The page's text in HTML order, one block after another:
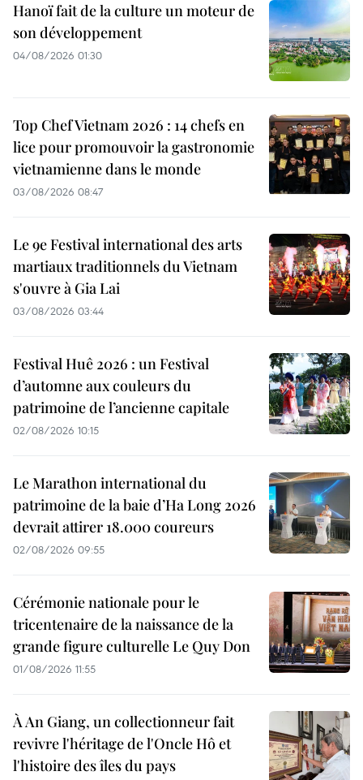
Hanoï fait de la culture un moteur de
son développement
04/08/2026 01:30
Top Chef Vietnam 2026 : 14 chefs en
lice pour promouvoir la gastronomie
vietnamienne dans le monde
03/08/2026 08:47
Le 9e Festival international des arts
martiaux traditionnels du Vietnam
s'ouvre à Gia Lai
03/08/2026 03:44
Festival Huê 2026 : un Festival
d’automne aux couleurs du
patrimoine de l’ancienne capitale
02/08/2026 10:15
Le Marathon international du
patrimoine de la baie d’Ha Long 2026
devrait attirer 18.000 coureurs
02/08/2026 09:55
Cérémonie nationale pour le
tricentenaire de la naissance de la
grande figure culturelle Le Quy Don
01/08/2026 11:55
À An Giang, un collectionneur fait
revivre l'héritage de l'Oncle Hô et
l'histoire des îles du pays